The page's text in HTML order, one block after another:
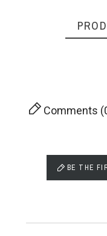
Comments
BE THE